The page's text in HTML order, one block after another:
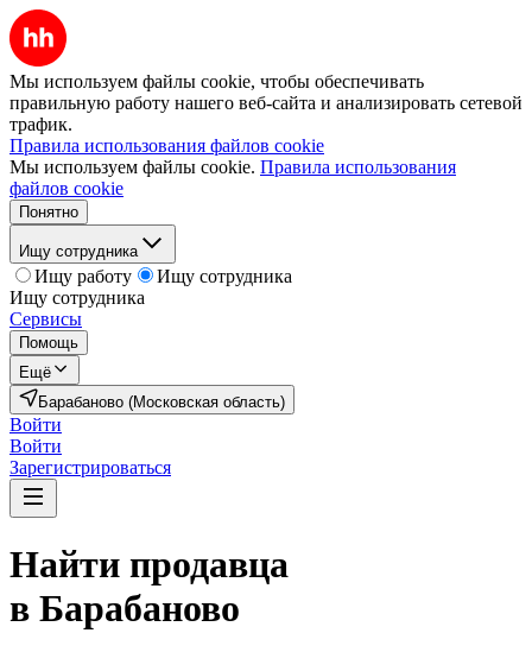
Мы используем файлы cookie, чтобы обеспечивать
правильную работу нашего веб-сайта и анализировать сетевой
трафик.
Правила использования файлов cookie
Мы используем файлы cookie. Правила использования
файлов cookie
Понятно
Ищу сотрудника
Ищу работу
Ищу сотрудника
Ищу сотрудника
Сервисы
Помощь
Ещё
Барабаново (Московская область)
Войти
Войти
Зарегистрироваться
Найти продавца
в Барабаново